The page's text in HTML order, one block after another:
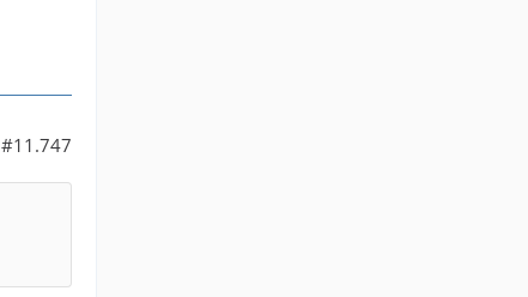
#11.747